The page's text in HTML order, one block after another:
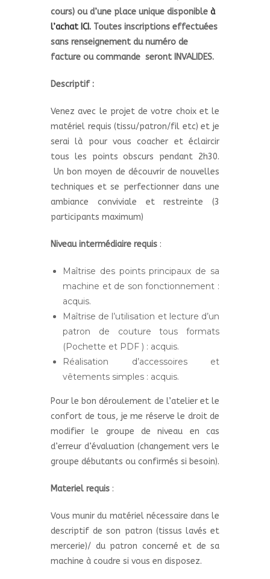
cours) ou d’une place unique disponible à
l’achat ICI. Toutes inscriptions effectuées
sans renseignement du numéro de
facture ou commande seront INVALIDES.
Descriptif :
Venez avec le projet de votre choix et le
matériel requis (tissu/patron/fil etc) et je
serai là pour vous coacher et éclaircir
tous les points obscurs pendant 2h30.
Un bon moyen de découvrir de nouvelles
techniques et se perfectionner dans une
ambiance conviviale et restreinte (3
participants maximum)
Niveau intermédiaire requis :
Maîtrise des points principaux de sa
machine et de son fonctionnement :
acquis.
Maîtrise de l’utilisation et lecture d’un
patron de couture tous formats
(Pochette et PDF ) : acquis.
Réalisation d’accessoires et
vêtements simples : acquis.
Pour le bon déroulement de l’atelier et le
confort de tous, je me réserve le droit de
modifier le groupe de niveau en cas
d’erreur d’évaluation (changement vers le
groupe débutants ou confirmés si besoin).
Materiel requis :
Vous munir du matériel nécessaire dans le
descriptif de son patron (tissus lavés et
mercerie)/ du patron concerné et de sa
machine à coudre si vous en disposez.